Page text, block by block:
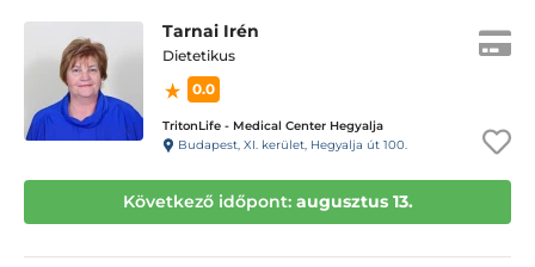
Tarnai Irén
Dietetikus
0.0
TritonLife - Medical Center Hegyalja
Budapest, XI. kerület, Hegyalja út 100.
Következő időpont: augusztus 13.